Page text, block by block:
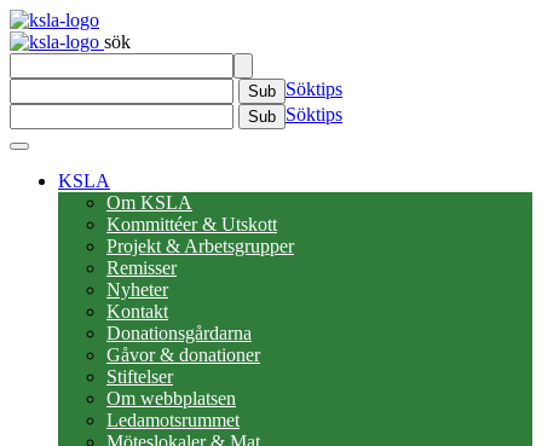
sök
Sub Söktips
Sub Söktips
KSLA
Om KSLA
Kommittéer & Utskott
Projekt & Arbetsgrupper
Remisser
Nyheter
Kontakt
Donationsgårdarna
Gåvor & donationer
Stiftelser
Om webbplatsen
Ledamotsrummet
Möteslokaler & Mat